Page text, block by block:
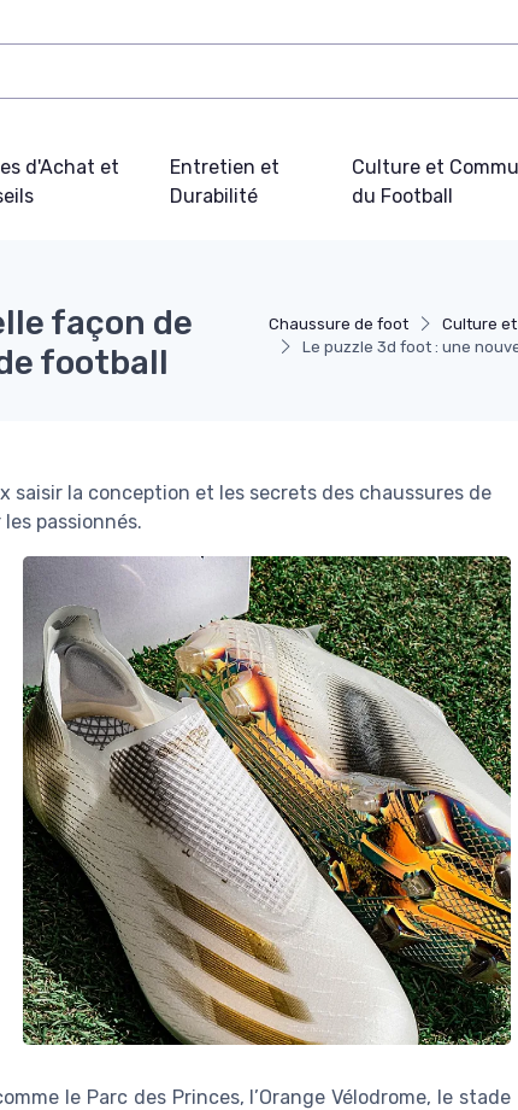
d'Achat et
Entretien et
Durabilité
Culture et
du Football
Chaussure de foot Culture
Le puzzle 3d foot : une
façon de
football
la conception et les secrets des chaussures de
passionnés.
le Parc des Princes, l’Orange Vélodrome, le stade